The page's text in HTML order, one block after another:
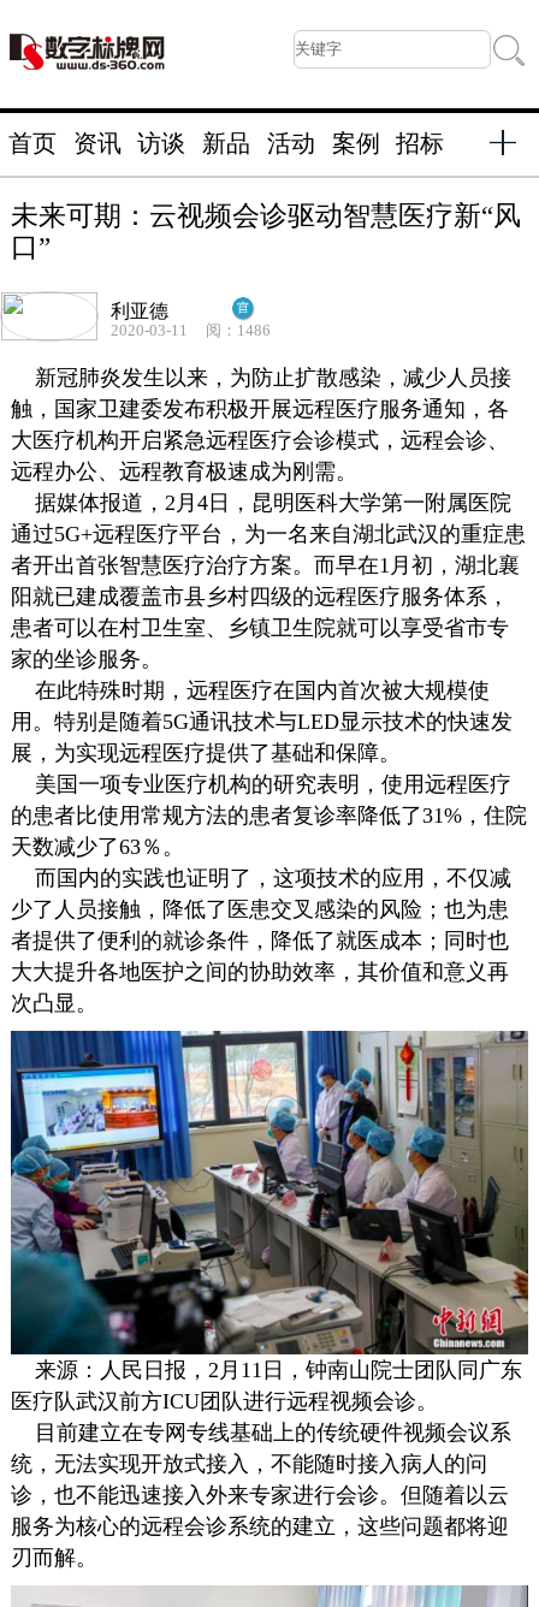
首页 资讯 访谈 新品 活动 案例 招标
未来可期：云视频会诊驱动智慧医疗新“风
口”
利亚德
2020-03-11 阅：1486
新冠肺炎发生以来，为防止扩散感染，减少人员接
触，国家卫建委发布积极开展远程医疗服务通知，各
大医疗机构开启紧急远程医疗会诊模式，远程会诊、
远程办公、远程教育极速成为刚需。
据媒体报道，2月4日，昆明医科大学第一附属医院
通过5G+远程医疗平台，为一名来自湖北武汉的重症患
者开出首张智慧医疗治疗方案。而早在1月初，湖北襄
阳就已建成覆盖市县乡村四级的远程医疗服务体系，
患者可以在村卫生室、乡镇卫生院就可以享受省市专
家的坐诊服务。
在此特殊时期，远程医疗在国内首次被大规模使
用。特别是随着5G通讯技术与LED显示技术的快速发
展，为实现远程医疗提供了基础和保障。
美国一项专业医疗机构的研究表明，使用远程医疗
的患者比使用常规方法的患者复诊率降低了31%，住院
天数减少了63％。
而国内的实践也证明了，这项技术的应用，不仅减
少了人员接触，降低了医患交叉感染的风险；也为患
者提供了便利的就诊条件，降低了就医成本；同时也
大大提升各地医护之间的协助效率，其价值和意义再
次凸显。
来源：人民日报，2月11日，钟南山院士团队同广东
医疗队武汉前方ICU团队进行远程视频会诊。
目前建立在专网专线基础上的传统硬件视频会议系
统，无法实现开放式接入，不能随时接入病人的问
诊，也不能迅速接入外来专家进行会诊。但随着以云
服务为核心的远程会诊系统的建立，这些问题都将迎
刃而解。